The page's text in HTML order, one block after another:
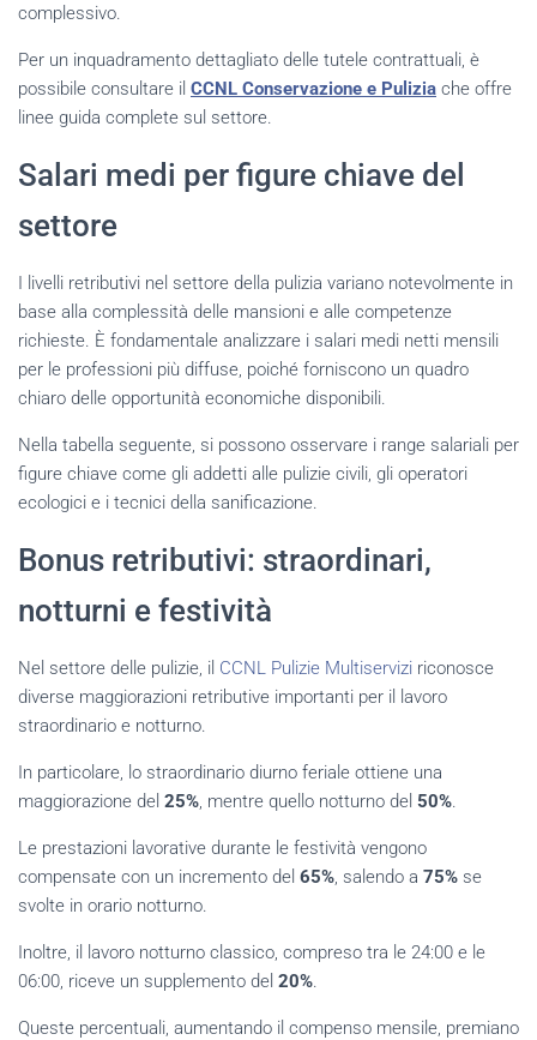
complessivo.
Per un inquadramento dettagliato delle tutele contrattuali, è
possibile consultare il CCNL Conservazione e Pulizia che offre
linee guida complete sul settore.
Salari medi per figure chiave del
settore
I livelli retributivi nel settore della pulizia variano notevolmente in
base alla complessità delle mansioni e alle competenze
richieste. È fondamentale analizzare i salari medi netti mensili
per le professioni più diffuse, poiché forniscono un quadro
chiaro delle opportunità economiche disponibili.
Nella tabella seguente, si possono osservare i range salariali per
figure chiave come gli addetti alle pulizie civili, gli operatori
ecologici e i tecnici della sanificazione.
Bonus retributivi: straordinari,
notturni e festività
Nel settore delle pulizie, il CCNL Pulizie Multiservizi riconosce
diverse maggiorazioni retributive importanti per il lavoro
straordinario e notturno.
In particolare, lo straordinario diurno feriale ottiene una
maggiorazione del 25%, mentre quello notturno del 50%.
Le prestazioni lavorative durante le festività vengono
compensate con un incremento del 65%, salendo a 75% se
svolte in orario notturno.
Inoltre, il lavoro notturno classico, compreso tra le 24:00 e le
06:00, riceve un supplemento del 20%.
Queste percentuali, aumentando il compenso mensile, premiano